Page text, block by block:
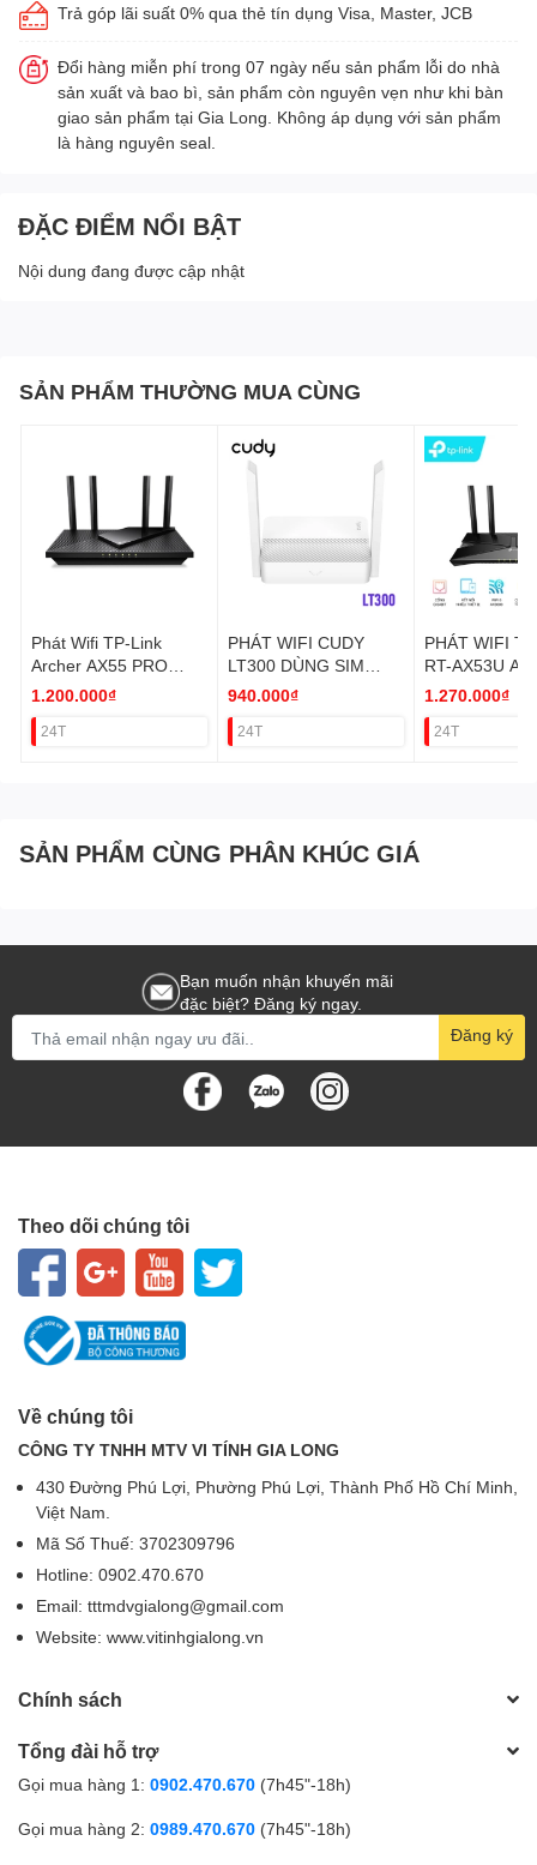
Trả góp lãi suất 0% qua thẻ tín dụng Visa, Master, JCB
Đổi hàng miễn phí trong 07 ngày nếu sản phẩm lỗi do nhà
sản xuất và bao bì, sản phẩm còn nguyên vẹn như khi bàn
giao sản phẩm tại Gia Long. Không áp dụng với sản phẩm
là hàng nguyên seal.
ĐẶC ĐIỂM NỔI BẬT
Nội dung đang được cập nhật
SẢN PHẨM THƯỜNG MUA CÙNG
Phát Wifi TP-Link
Archer AX55 PRO
WIFI 6
Ăngten/Mesh/35 User)
1.200.000₫
24T
PHÁT WIFI CUDY
LT300 DÙNG SIM
NANO N300 2 LAN
940.000₫
24T
PHÁT WIFI
RT-AX53U
(WIFI6/2
1.270.000₫
24T
SẢN PHẨM CÙNG PHÂN KHÚC GIÁ
Bạn muốn nhận khuyến mãi
đặc biệt? Đăng ký ngay.
Đăng ký
Theo dõi chúng tôi
Về chúng tôi
CÔNG TY TNHH MTV VI TÍNH GIA LONG
430 Đường Phú Lợi, Phường Phú Lợi, Thành Phố Hồ Chí Minh,
Việt Nam.
Mã Số Thuế: 3702309796
Hotline: 0902.470.670
Email: tttmdvgialong@gmail.com
Website: www.vitinhgialong.vn
Chính sách
Tổng đài hỗ trợ
Gọi mua hàng 1: 0902.470.670 (7h45"-18h)
Gọi mua hàng 2: 0989.470.670 (7h45"-18h)